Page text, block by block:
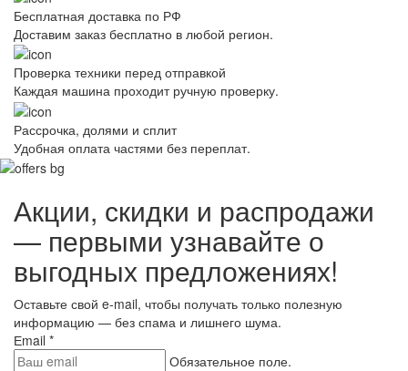
Бесплатная доставка по РФ
Доставим заказ бесплатно в любой регион.
Проверка техники перед отправкой
Каждая машина проходит ручную проверку.
Рассрочка, долями и сплит
Удобная оплата частями без переплат.
Акции, скидки и распродажи
— первыми узнавайте о
выгодных предложениях!
Оставьте свой e-mail, чтобы получать только полезную
информацию — без спама и лишнего шума.
Еmail *
Обязательное поле.